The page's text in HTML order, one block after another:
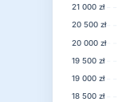
18 500 zł
19 000 zł
19 500 zł
20 000 zł
20 500 zł
21 000 zł